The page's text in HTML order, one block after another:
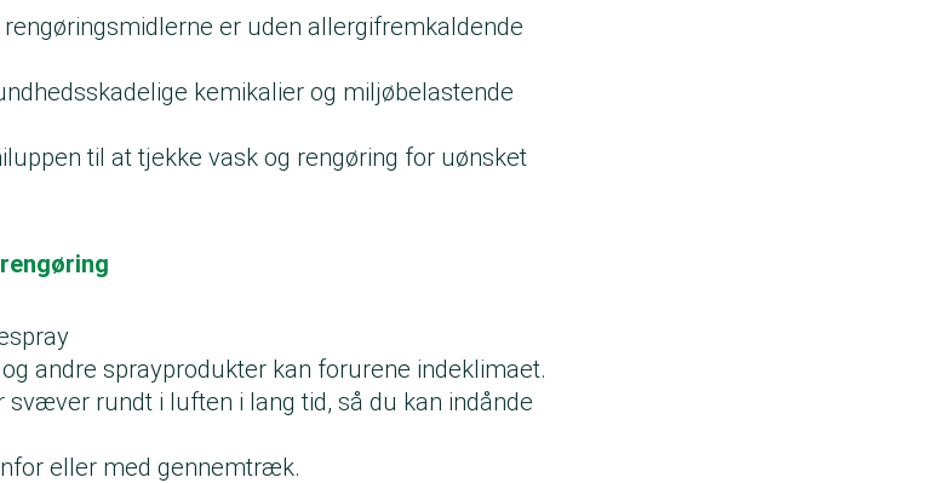
er uden allergifremkaldende
kemikalier og miljøbelastende
til at tjekke vask og rengøring for uønsket
andre sprayprodukter kan forurene indeklimaet.
svæver rundt i luften i lang tid, så du kan indånde
eller med gennemtræk.